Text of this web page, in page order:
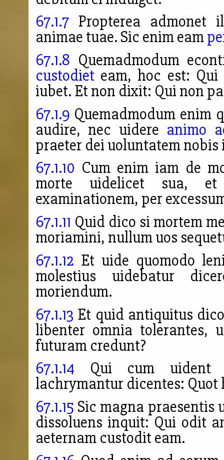
67.1.7Propterea admonet
animae tuae. Sic enim eam
67.1.8 Quemadmodum
custodiet eam, hoc est:
iubet. Et non dixit: Qui non
67.1.9 Quemadmodum enim
audire, nec uidere animo
praeter dei uoluntatem
67.1.10 Cum enim iam de
morte uidelicet sua,
examinationem, per
67.1.11 Quid dico si mortem
moriamini, nullum uos
67.1.12 Et uide quomodo
molestius uidebatur
moriendum.
67.1.13 Et quid antiquitus
libenter omnia tolerantes,
futuram credunt?
67.1.14 Qui cum uident
lachrymantur dicentes: Quot
67.1.15 Sic magna
dissoluens inquit: Qui odit
aeternam custodit eam.